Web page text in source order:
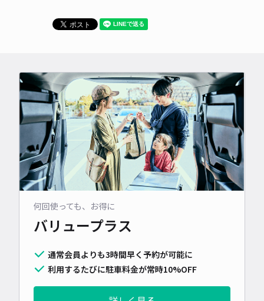
何回使っても、お得に
バリュープラス
通常会員よりも3時間早く予約が可能に
利用するたびに駐車料金が常時10%OFF